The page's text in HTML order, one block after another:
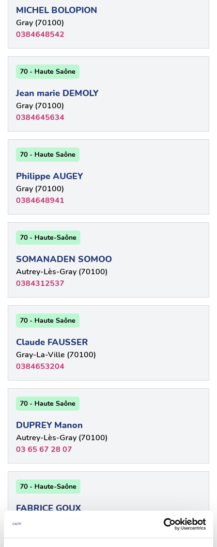
MICHEL BOLOPION
Gray (70100)
0384648542
70 - Haute Saône
Jean marie DEMOLY
Gray (70100)
0384645634
70 - Haute Saône
Philippe AUGEY
Gray (70100)
0384648941
70 - Haute-Saône
SOMANADEN SOMOO
Autrey-Lès-Gray (70100)
0384312537
70 - Haute Saône
Claude FAUSSER
Gray-La-Ville (70100)
0384653204
70 - Haute Saône
DUPREY Manon
Autrey-Lès-Gray (70100)
03 65 67 28 07
70 - Haute-Saône
FABRICE GOUX
Jussey (70500)